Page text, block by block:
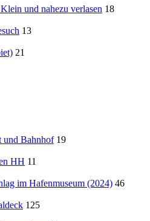
und nahezu verlasen 18
13
21
und Bahnhof 19
HH 11
im Hafenmuseum (2024) 46
125